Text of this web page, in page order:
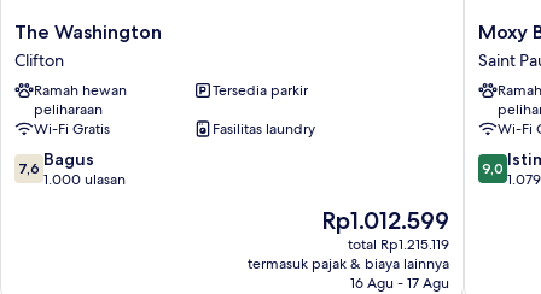
The
Washington
Clifton
The Washington
Clifton
Ramah hewan
peliharaan
Tersedia parkir
Wi-Fi Gratis
Fasilitas laundry
7.6
dari
7,6 Bagus
1.000 ulasan
Harga
sekarang
Rp1.012.599
Rp1.012.599
total Rp1.215.119
termasuk pajak & biaya lainnya
16 Agu - 17 Agu
Moxy
Bristol
Saint
Paul's
Moxy
Saint
Wi-Fi
9.0
dari
9,0